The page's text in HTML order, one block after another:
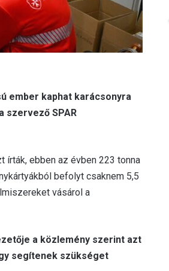
ember kaphat karácsonyra
szervező SPAR
írták, ebben az évben 223 tonna
befolyt csaknem 5,5
vásárol a
a közlemény szerint azt
segítenek szükséget